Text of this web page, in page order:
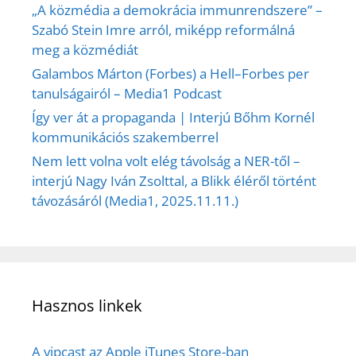
„A közmédia a demokrácia immunrendszere” –
Szabó Stein Imre arról, miképp reformálná
meg a közmédiát
Galambos Márton (Forbes) a Hell–Forbes per
tanulságairól – Media1 Podcast
Így ver át a propaganda | Interjú Bőhm Kornél
kommunikációs szakemberrel
Nem lett volna volt elég távolság a NER-től –
interjú Nagy Iván Zsolttal, a Blikk éléről történt
távozásáról (Media1, 2025.11.11.)
Hasznos linkek
A vipcast az Apple iTunes Store-ban